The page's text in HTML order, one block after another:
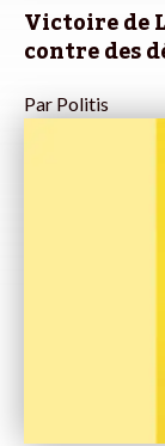
Victoire de
contre des
Par Politis